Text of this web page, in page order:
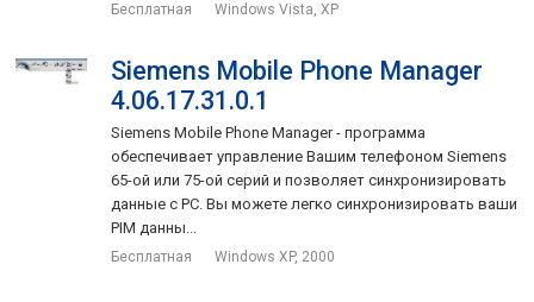
Бесплатная Windows Vista, XP
Siemens Mobile Phone Manager
4.06.17.31.0.1
Siemens Mobile Phone Manager - программа
обеспечивает управление Вашим телефоном Siemens
65-ой или 75-ой серий и позволяет синхронизировать
данные с PC. Вы можете легко синхронизировать ваши
PIM данны...
Бесплатная Windows XP, 2000